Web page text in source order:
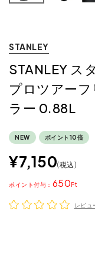
STANLEY
STANLEY ス
プロツアー
ラー 0.88L
NEW ポイント10倍
¥7,150 税込
650
ポイント
レビュ